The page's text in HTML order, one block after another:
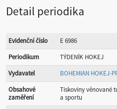
Detail periodika
Evidenční číslo
E 6986
Periodikum
TÝDENÍK HOKEJ
Vydavatel
BOHEMIAN HOKEJ-
Obsahové
zaměření
Tiskoviny věnované
a sportu